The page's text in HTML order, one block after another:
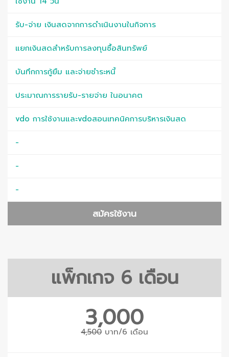
รับ-จ่าย เงินสดจากการดำเนินงานในกิจการ
แยกเงินสดสำหรับการลงทุนซื้อสินทรัพย์
บันทึกการกู้ยืม และจ่ายชำระหนี้
ประมาณการรายรับ-รายจ่าย ในอนาคต
vdo การใช้งานและvdoสอนเทคนิคการบริหารเงินสด
-
-
-
สมัครใช้งาน
แพ็กเกจ 6 เดือน
3,000
4,500 บาท/6 เดือน